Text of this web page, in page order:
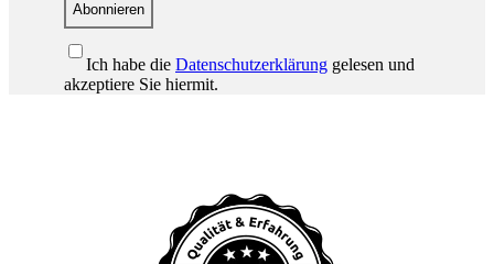
Abonnieren
Ich habe die Datenschutzerklärung gelesen und
akzeptiere Sie hiermit.